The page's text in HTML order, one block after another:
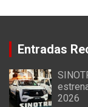
Entradas
2026